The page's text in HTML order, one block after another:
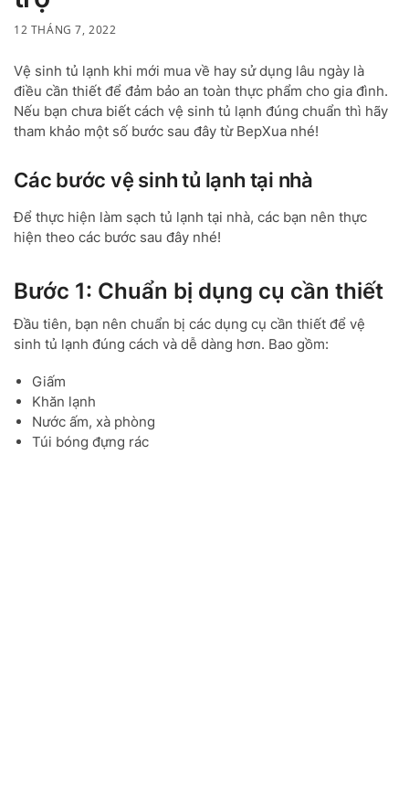
12 THÁNG 7, 2022
Vệ sinh tủ lạnh khi mới mua về hay sử dụng lâu ngày là
điều cần thiết để đảm bảo an toàn thực phẩm cho gia đình.
Nếu bạn chưa biết cách vệ sinh tủ lạnh đúng chuẩn thì hãy
tham khảo một số bước sau đây từ BepXua nhé!
Các bước vệ sinh tủ lạnh tại nhà
Để thực hiện làm sạch tủ lạnh tại nhà, các bạn nên thực
hiện theo các bước sau đây nhé!
Bước 1: Chuẩn bị dụng cụ cần thiết
Đầu tiên, bạn nên chuẩn bị các dụng cụ cần thiết để vệ
sinh tủ lạnh đúng cách và dễ dàng hơn. Bao gồm:
Giấm
Khăn lạnh
Nước ấm, xà phòng
Túi bóng đựng rác